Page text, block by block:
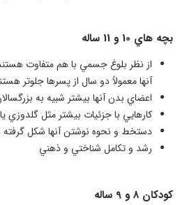
بچه هاي 10 و 11 ساله
از نظر بلوغ جسمي با هم متفاوت
آنها معمولاً دو سال از پسرها جلوتر
اعضاي بدن آنها بيشتر شبيه به
كارهايي با جزئيات بيشتر مثل گلدوزي
دستخط و نحوه نوشتن آنها شكل
​​رشد و تكامل شناختي و ذهني
كودكان 8 و 9 ساله